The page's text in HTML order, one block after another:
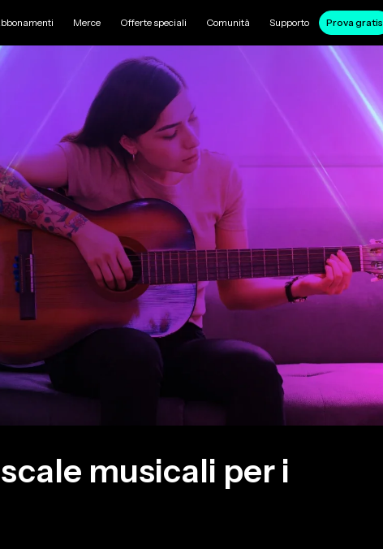
Merce Offerte speciali Comunità Supporto Prova gratis
musicali per i